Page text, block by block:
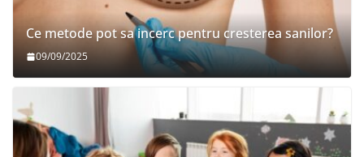
Ce metode pot sa incerc pentru cresterea sanilor?
09/09/2025